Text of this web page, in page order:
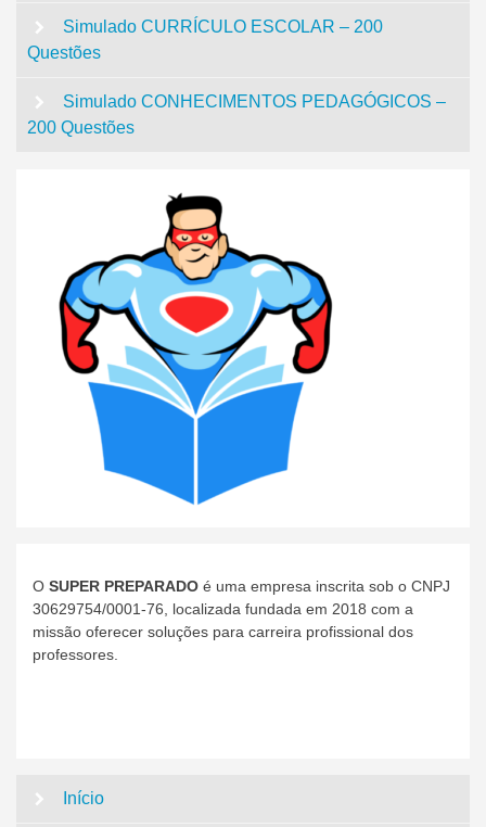
Simulado CURRÍCULO ESCOLAR – 200
Questões
Simulado CONHECIMENTOS PEDAGÓGICOS –
200 Questões
O SUPER PREPARADO é uma empresa inscrita sob o CNPJ
30629754/0001-76, localizada fundada em 2018 com a
missão oferecer soluções para carreira profissional dos
professores.
Início